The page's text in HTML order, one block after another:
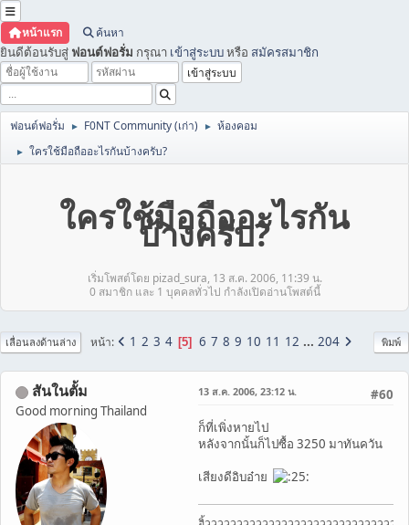
หน้าแรก ค้นหา
ยินดีต้อนรับสู่ ฟอนต์ฟอรั่ม กรุณา เข้าสู่ระบบหรือ สมัครสมาชิก
ฟอนต์ฟอรั่ม ► F0NT Community (เก่า) ► ห้องคอม
► ใครใช้มือถืออะไรกันบ้างครับ?
ใครใช้มือถืออะไรกัน
บ้างครับ?
เริ่มโพสต์โดย pizad_sura, 13 ส.ค. 2006, 11:39 น.
0 สมาชิก และ 1 บุคคลทั่วไป กำลังเปิดอ่านโพสต์นี้
พิมพ์
เลื่อนลงด้านล่าง หน้า 1 2 3 4 5 6 7 8 9 10 11 12 ... 204
สันในตั้ม
Good morning Thailand
#60
13 ส.ค. 2006, 23:12 น.
ก็ที่เพิ่งหายไป
หลังจากนั้นก็ไปซื้อ 3250 มาทันควัน
เสียงดีอิบอ๋าย